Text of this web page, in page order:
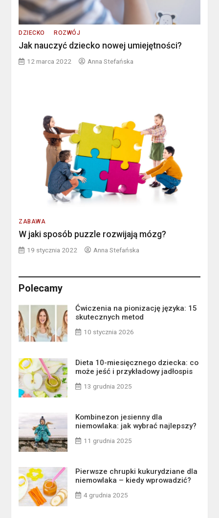
DZIECKO ROZWÓJ
Jak nauczyć dziecko nowej umiejętności?
12 marca 2022 Anna Stefańska
ZABAWA
W jaki sposób puzzle rozwijają mózg?
19 stycznia 2022 Anna Stefańska
Polecamy
Ćwiczenia na pionizację języka: 15
skutecznych metod
10 stycznia 2026
Dieta 10-miesięcznego dziecka: co
może jeść i przykładowy jadłospis
13 grudnia 2025
Kombinezon jesienny dla
niemowlaka: jak wybrać najlepszy?
11 grudnia 2025
Pierwsze chrupki kukurydziane dla
niemowlaka – kiedy wprowadzić?
4 grudnia 2025